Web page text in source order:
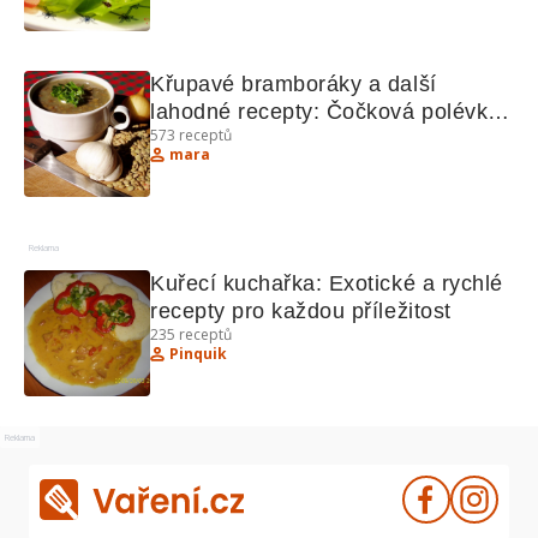
Křupavé bramboráky a další
lahodné recepty: Čočková polévka,
Falešný zajíc, Krkonošský
houbovec, Obložená topinka
573 receptů
mara
Reklama
Kuřecí kuchařka: Exotické a rychlé
recepty pro každou příležitost
235 receptů
Pinquik
Reklama